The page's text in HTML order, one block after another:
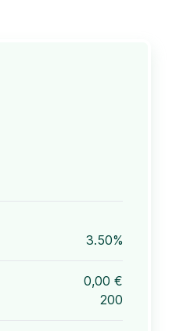
3.50%
0,00 €
200